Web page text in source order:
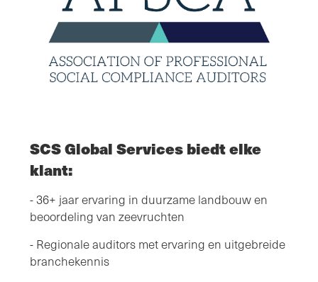
SCS Global Services biedt elke
klant:
- 36+ jaar ervaring in duurzame landbouw en
beoordeling van zeevruchten
- Regionale auditors met ervaring en uitgebreide
branchekennis